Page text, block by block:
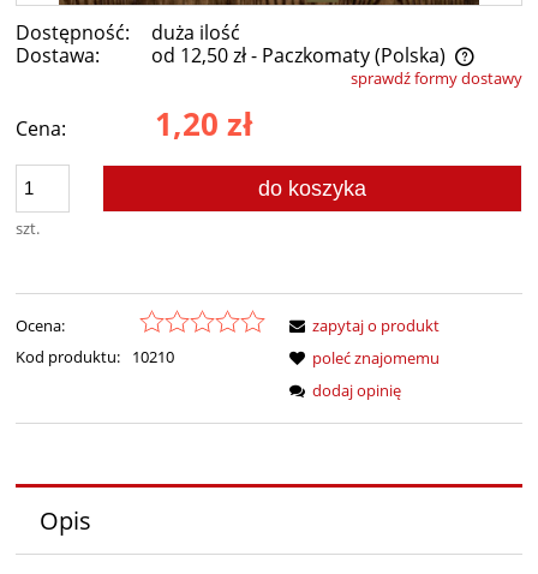
Dostępność:
duża ilość
Dostawa:
od 12,50 zł- Paczkomaty(Polska)
Cena nie zawiera ewentualnych kosztów płatnościsprawdź formy dostawy
Cena: 1,20 zł
szt.
do koszyka
Ocena:
Kod produktu:
10210
zapytaj o produkt
poleć znajomemu
dodaj opinię
Opis